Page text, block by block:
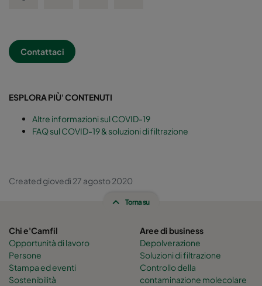
Contattaci
ESPLORA PIÙ' CONTENUTI
Altre informazioni sul COVID-19
FAQ sul COVID-19 & soluzioni di filtrazione
Created giovedì 27 agosto 2020
Torna su
Chi e'Camfil
Opportunità di lavoro
Persone
Stampa ed eventi
Sostenibilità
Aree di business
Depolverazione
Soluzioni di filtrazione
Controllo della
contaminazione molecolare